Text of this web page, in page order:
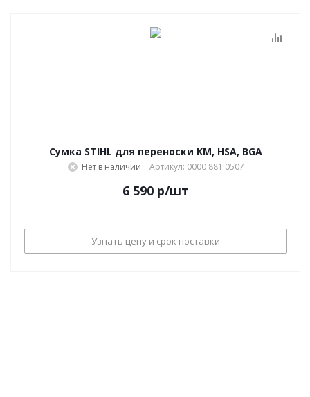
Сумка STIHL для переноски KM, HSA, BGA
Нет в наличии Артикул: 0000 881 0507
6 590 р/шт
Узнать цену и срок поставки